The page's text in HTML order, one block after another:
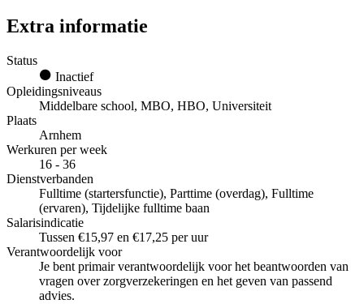
Extra informatie
Status
Inactief
Opleidingsniveaus
Middelbare school, MBO, HBO, Universiteit
Plaats
Arnhem
Werkuren per week
16 - 36
Dienstverbanden
Fulltime (startersfunctie), Parttime (overdag), Fulltime
(ervaren), Tijdelijke fulltime baan
Salarisindicatie
Tussen €15,97 en €17,25 per uur
Verantwoordelijk voor
Je bent primair verantwoordelijk voor het beantwoorden van
vragen over zorgverzekeringen en het geven van passend
advies.